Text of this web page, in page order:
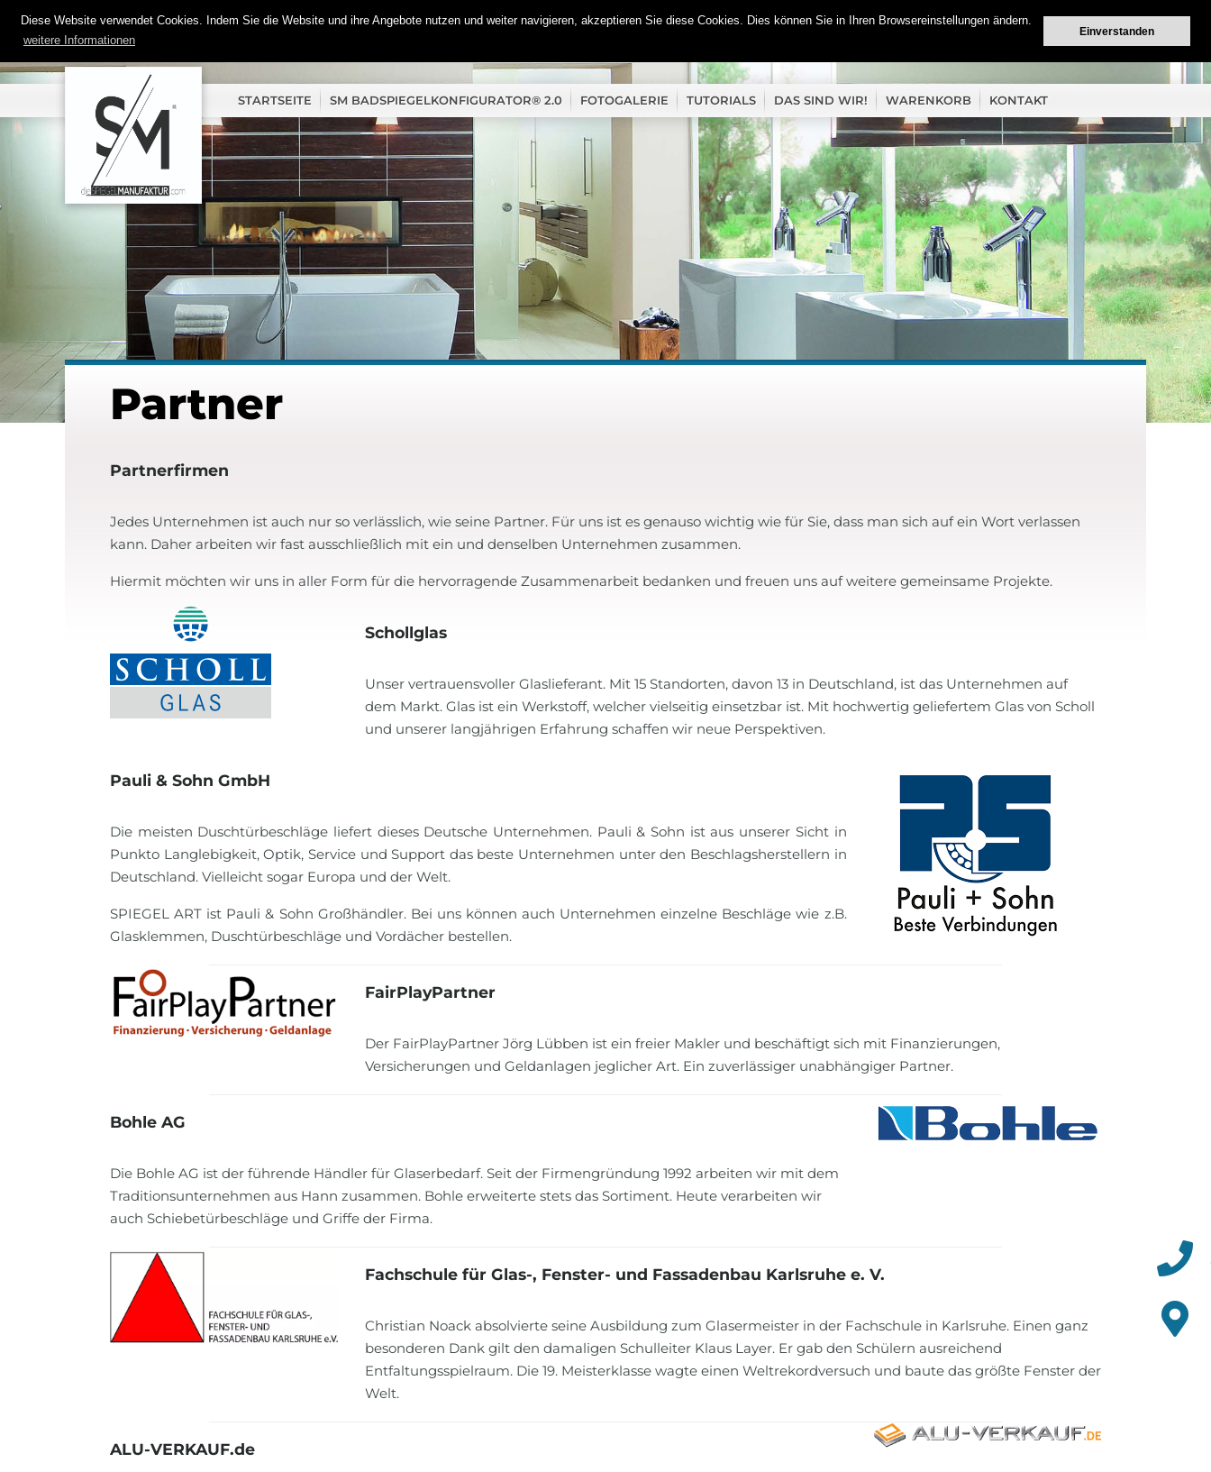
Diese Website verwendet Cookies. Indem Sie die Website und ihre Angebote nutzen und weiter navigieren, akzeptieren Sie diese Cookies. Dies können Sie in Ihren Browsereinstellungen ändern.
weitere Informationen
Einverstanden
STARTSEITE SM BADSPIEGELKONFIGURATOR® 2.0 FOTOGALERIE TUTORIALS DAS SIND WIR! WARENKORB KONTAKT
Partner
Partnerfirmen
Jedes Unternehmen ist auch nur so verlässlich, wie seine Partner. Für uns ist es genauso wichtig wie für Sie, dass man sich auf ein Wort verlassen
kann. Daher arbeiten wir fast ausschließlich mit ein und denselben Unternehmen zusammen.
Hiermit möchten wir uns in aller Form für die hervorragende Zusammenarbeit bedanken und freuen uns auf weitere gemeinsame Projekte.
Schollglas
Unser vertrauensvoller Glaslieferant. Mit 15 Standorten, davon 13 in Deutschland, ist das Unternehmen auf
dem Markt. Glas ist ein Werkstoff, welcher vielseitig einsetzbar ist. Mit hochwertig geliefertem Glas von Scholl
und unserer langjährigen Erfahrung schaffen wir neue Perspektiven.
Pauli & Sohn GmbH
Die meisten Duschtürbeschläge liefert dieses Deutsche Unternehmen. Pauli & Sohn ist aus unserer Sicht in
Punkto Langlebigkeit, Optik, Service und Support das beste Unternehmen unter den Beschlagsherstellern in
Deutschland. Vielleicht sogar Europa und der Welt.
SPIEGEL ART ist Pauli & Sohn Großhändler. Bei uns können auch Unternehmen einzelne Beschläge wie z.B.
Glasklemmen, Duschtürbeschläge und Vordächer bestellen.
FairPlayPartner
Der FairPlayPartner Jörg Lübben ist ein freier Makler und beschäftigt sich mit Finanzierungen,
Versicherungen und Geldanlagen jeglicher Art. Ein zuverlässiger unabhängiger Partner.
Bohle AG
Die Bohle AG ist der führende Händler für Glaserbedarf. Seit der Firmengründung 1992 arbeiten wir mit dem
Traditionsunternehmen aus Hann zusammen. Bohle erweiterte stets das Sortiment. Heute verarbeiten wir
auch Schiebetürbeschläge und Griffe der Firma.
Fachschule für Glas-, Fenster- und Fassadenbau Karlsruhe e. V.
Christian Noack absolvierte seine Ausbildung zum Glasermeister in der Fachschule in Karlsruhe. Einen ganz
besonderen Dank gilt den damaligen Schulleiter Klaus Layer. Er gab den Schülern ausreichend
Entfaltungsspielraum. Die 19. Meisterklasse wagte einen Weltrekordversuch und baute das größte Fenster der
Welt.
ALU-VERKAUF.de